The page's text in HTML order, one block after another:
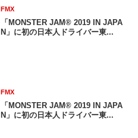
FMX
「MONSTER JAM® 2019 IN JAPA
N」に初の日本人ドライバー東...
FMX
「MONSTER JAM® 2019 IN JAPA
N」に初の日本人ドライバー東...